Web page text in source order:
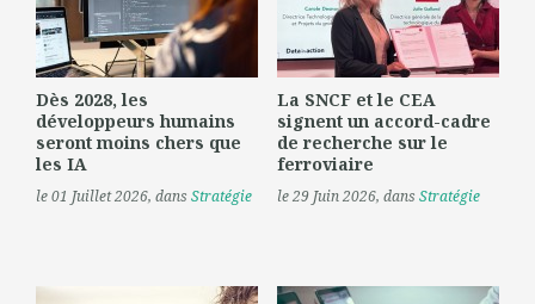
Dès 2028, les
développeurs humains
seront moins chers que
les IA
le 01 Juillet 2026, dansStratégie
La SNCF et le CEA
signent un accord-cadre
de recherche sur le
ferroviaire
le 29 Juin 2026, dansStratégie